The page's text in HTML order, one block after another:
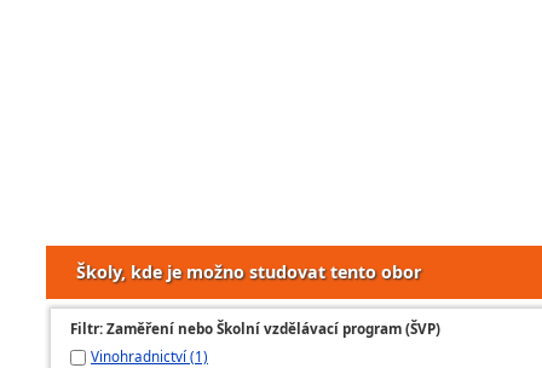
Školy, kde je možno studovat tento obor
Filtr: Zaměření nebo Školní vzdělávací program (ŠVP)
Vinohradnictví (1)